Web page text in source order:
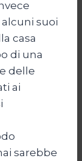
suoi
casa
di una
delle
ai
sarebbe